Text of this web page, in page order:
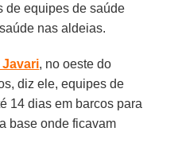
de equipes de saúde
nas aldeias.
Javari, no oeste do
diz ele, equipes de
14 dias em barcos para
base onde ficavam